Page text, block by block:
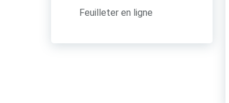
Feuilleter en ligne